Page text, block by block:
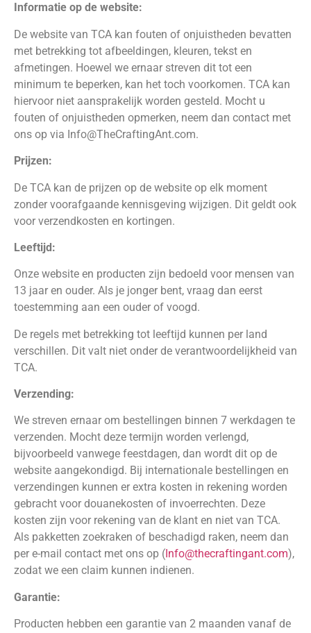
Informatie op de website:
De website van TCA kan fouten of onjuistheden bevatten
met betrekking tot afbeeldingen, kleuren, tekst en
afmetingen. Hoewel we ernaar streven dit tot een
minimum te beperken, kan het toch voorkomen. TCA kan
hiervoor niet aansprakelijk worden gesteld. Mocht u
fouten of onjuistheden opmerken, neem dan contact met
ons op via Info@TheCraftingAnt.com.
Prijzen:
De TCA kan de prijzen op de website op elk moment
zonder voorafgaande kennisgeving wijzigen. Dit geldt ook
voor verzendkosten en kortingen.
Leeftijd:
Onze website en producten zijn bedoeld voor mensen van
13 jaar en ouder. Als je jonger bent, vraag dan eerst
toestemming aan een ouder of voogd.
De regels met betrekking tot leeftijd kunnen per land
verschillen. Dit valt niet onder de verantwoordelijkheid van
TCA.
Verzending:
We streven ernaar om bestellingen binnen 7 werkdagen te
verzenden. Mocht deze termijn worden verlengd,
bijvoorbeeld vanwege feestdagen, dan wordt dit op de
website aangekondigd. Bij internationale bestellingen en
verzendingen kunnen er extra kosten in rekening worden
gebracht voor douanekosten of invoerrechten. Deze
kosten zijn voor rekening van de klant en niet van TCA.
Als pakketten zoekraken of beschadigd raken, neem dan
per e-mail contact met ons op ( Info@thecraftingant.com),
zodat we een claim kunnen indienen.
Garantie:
Producten hebben een garantie van 2 maanden vanaf de